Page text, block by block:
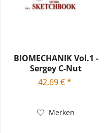
BIOMECHANIK Vol.1 -
Sergey C-Nut
42,69 € *
Merken